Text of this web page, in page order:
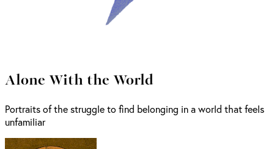
Alone With the World
Portraits of the struggle to find belonging in a world that feels
unfamiliar